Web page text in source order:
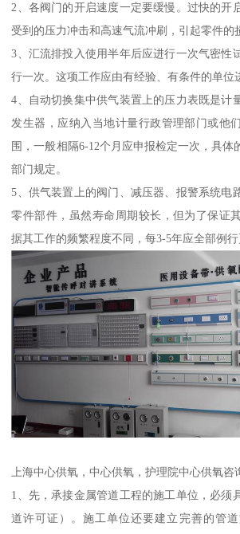
2、各阀门的开启速度一定要缓慢。过快的开
受到的压力冲击和高速气流冲刷，引起零件的
3、汇流排投入使用半年后应进行一次气密性
行一次。这项工作应由有经验、有条件的单位
4、自动切换集中供气装置上的压力表既是计
发生器，应纳入当地计量行政管理部门或他
围，一般相隔6-12个月应申报检定一次，具体
部门规定。
5、供气装置上的阀门、减压器、报警系统电
零件部件，虽然寿命周期较长，但为了保证
据其工作的频繁程度不同，每3-5年应全部例行
上海中心供氧，中心供氧，护理院中心供氧咨
1、先，承接金属管道工程的施工单位，必须
道许可证）。施工单位还要建立完善的管